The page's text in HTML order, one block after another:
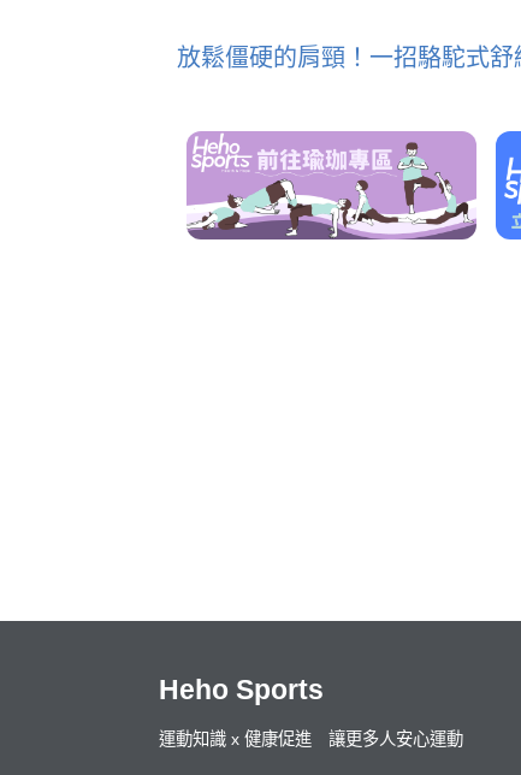
放鬆僵硬的肩頸！一招駱駝式舒
Heho Sports
運動知識 x 健康促進 讓更多人安心運動